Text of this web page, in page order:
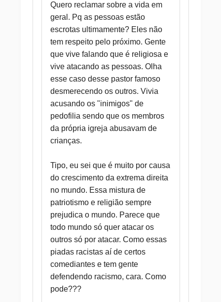
Quero reclamar sobre a vida em
geral. Pq as pessoas estão
escrotas ultimamente? Eles não
tem respeito pelo próximo. Gente
que vive falando que é religiosa e
vive atacando as pessoas. Olha
esse caso desse pastor famoso
desmerecendo os outros. Vivia
acusando os "inimigos" de
pedofilia sendo que os membros
da própria igreja abusavam de
crianças.
Tipo, eu sei que é muito por causa
do crescimento da extrema direita
no mundo. Essa mistura de
patriotismo e religião sempre
prejudica o mundo. Parece que
todo mundo só quer atacar os
outros só por atacar. Como essas
piadas racistas aí de certos
comediantes e tem gente
defendendo racismo, cara. Como
pode???